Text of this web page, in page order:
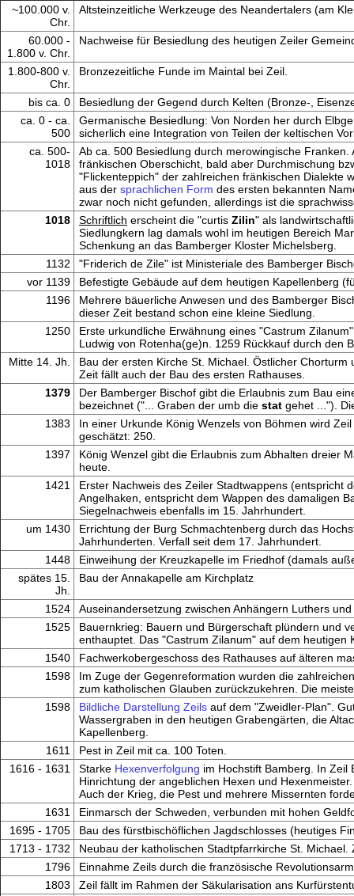
~100.000 v.
Chr.
Altsteinzeitliche Werkzeuge des Neandertalers (am
60.000 -
1.800 v. Chr.
Nachweise für Besiedlung des heutigen Zeiler
1.800-800 v.
Chr.
Bronzezeitliche Funde im Maintal bei Zeil.
bis ca. 0
Besiedlung der Gegend durch Kelten (Bronze-,
ca. 0 - ca.
500
Germanische Besiedlung: Von Norden her durch
sicherlich eine Integration von Teilen der keltischen
ca. 500-
1018
Ab ca. 500 Besiedlung durch merowingische
fränkischen Oberschicht, bald aber Durchmischung
"Flickenteppich" der zahlreichen fränkischen Dialekte
aus der sprachlichen Form des ersten bekannten
zwar noch nicht gefunden, allerdings ist die
1018
Schriftlich erscheint die "curtis Zilin" als
Siedlungkern lag damals wohl im heutigen Bereich
Schenkung an das Bamberger Kloster Michelsberg.
1132
"Friderich de Zile" ist Ministeriale des Bamberger
vor 1139
Befestigte Gebäude auf dem heutigen Kapellenberg
1196
Mehrere bäuerliche Anwesen und des Bamberger
dieser Zeit bestand schon eine kleine Siedlung.
1250
Erste urkundliche Erwähnung eines "Castrum
Ludwig von Rotenha(ge)n. 1259 Rückkauf durch den
Mitte 14. Jh.
Bau der ersten Kirche St. Michael. Östlicher
Zeit fällt auch der Bau des ersten Rathauses.
1379
Der Bamberger Bischof gibt die Erlaubnis zum Bau
bezeichnet ("... Graben der umb die stat gehet ...").
1383
In einer Urkunde König Wenzels von Böhmen wird
geschätzt: 250.
1397
König Wenzel gibt die Erlaubnis zum Abhalten dreier
heute.
1421
Erster Nachweis des Zeiler Stadtwappens (entspricht
Angelhaken, entspricht dem Wappen des damaligen
Siegelnachweis ebenfalls im 15. Jahrhundert.
um 1430
Errichtung der Burg Schmachtenberg durch das
Jahrhunderten. Verfall seit dem 17. Jahrhundert.
1448
Einweihung der Kreuzkapelle im Friedhof (damals
spätes 15.
Jh.
Bau der Annakapelle am Kirchplatz
1524
Auseinandersetzung zwischen Anhängern Luthers
1525
Bauernkrieg: Bauern und Bürgerschaft plündern und
enthauptet. Das "Castrum Zilanum" auf dem heutigen
1540
Fachwerkobergeschoss des Rathauses auf älteren
1598
Im Zuge der Gegenreformation wurden die
zum katholischen Glauben zurückzukehren. Die
1598
Bildliche Darstellung Zeils auf dem "Zweidler-Plan".
Wassergraben in den heutigen Grabengärten, die
Kapellenberg.
1611
Pest in Zeil mit ca. 100 Toten.
1616 - 1631
Starke Hexenverfolgung im Hochstift Bamberg. In Zeil
Hinrichtung der angeblichen Hexen und
Auch der Krieg, die Pest und mehrere Missernten
1631
Einmarsch der Schweden, verbunden mit hohen
1695 - 1705
Bau des fürstbischöflichen Jagdschlosses (heutiges
1713 - 1732
Neubau der katholischen Stadtpfarrkirche St.
1796
Einnahme Zeils durch die französische
1803
Zeil fällt im Rahmen der Säkularisation ans